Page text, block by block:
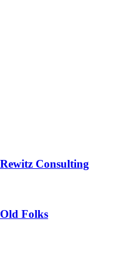
Rewitz Consulting
Old Folks